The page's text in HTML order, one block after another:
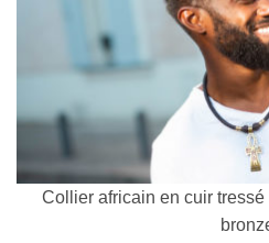
Collier africain en cuir